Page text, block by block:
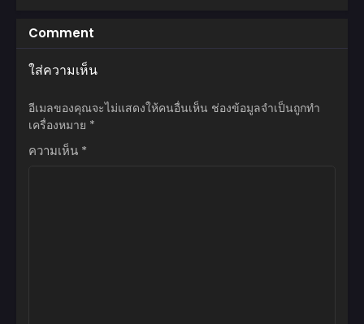
เมษายน 20, 2026
ตอนที่ 41
ตอนที่ 40
เมษายน 20, 2026
Comment
ใส่ความเห็น
อีเมลของคุณจะไม่แสดงให้คนอื่นเห็น ช่องข้อมูลจำเป็นถูกทำ
เครื่องหมาย *
ความเห็น *